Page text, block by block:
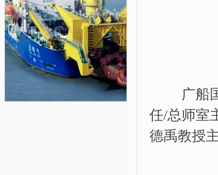
广船国
任/总师室
德禹教授